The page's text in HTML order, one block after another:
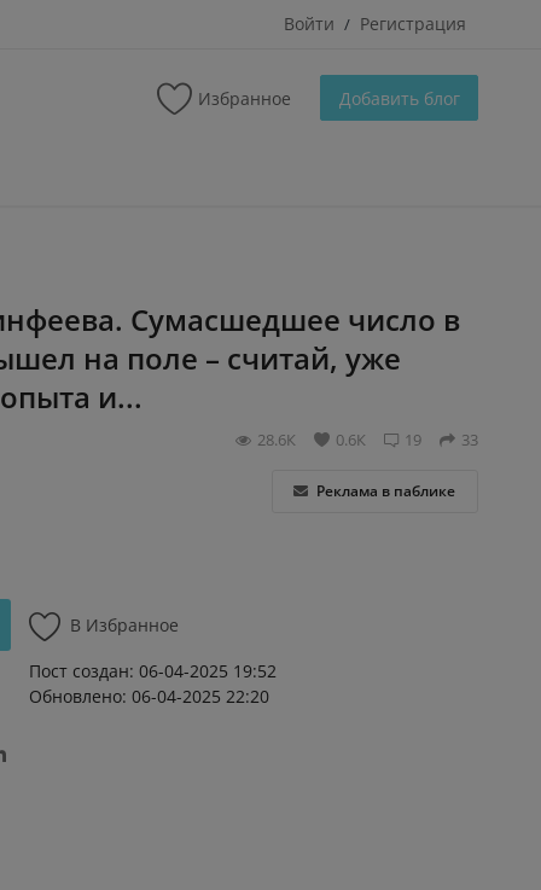
Войти / Регистрация
Избранное Добавить блог
Сумасшедшее число в
на поле – считай, уже
и...
33
19
0.6К
28.6К
Реклама в паблике
В Избранное
Пост создан: 06-04-2025 19:52
Обновлено: 06-04-2025 22:20